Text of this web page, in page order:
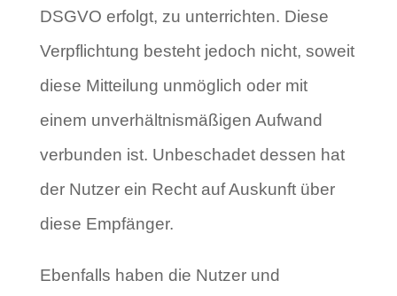
DSGVO erfolgt, zu unterrichten. Diese
Verpflichtung besteht jedoch nicht, soweit
diese Mitteilung unmöglich oder mit
einem unverhältnismäßigen Aufwand
verbunden ist. Unbeschadet dessen hat
der Nutzer ein Recht auf Auskunft über
diese Empfänger.
Ebenfalls haben die Nutzer und